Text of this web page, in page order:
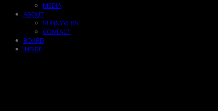
MEDIA
ABOUT
SUNNYVERSE
CONTACT
BOARD
INSIDE